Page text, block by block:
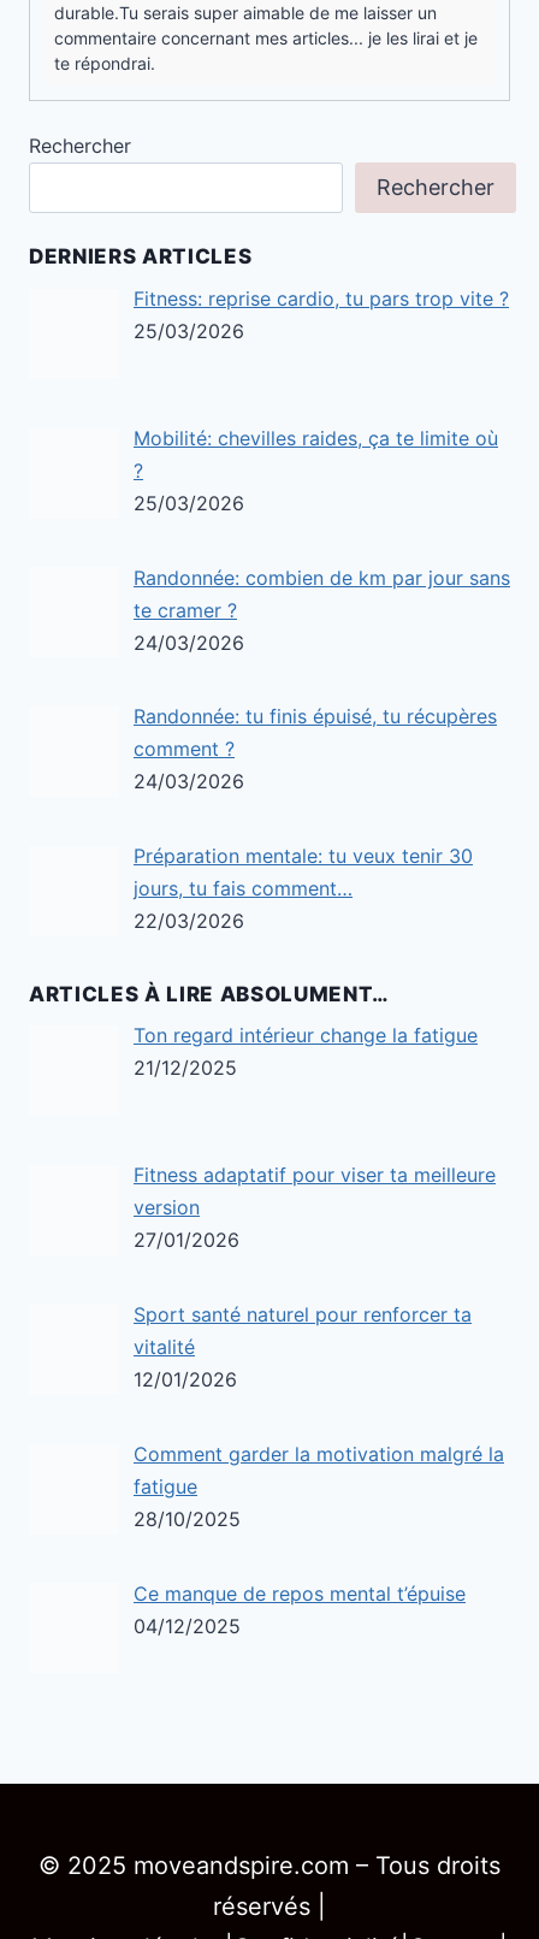
durable.Tu serais super aimable de me laisser un
commentaire concernant mes articles... je les lirai et je
te répondrai.
Rechercher
Rechercher
DERNIERS ARTICLES
Fitness: reprise cardio, tu pars trop vite ?
25/03/2026
Mobilité: chevilles raides, ça te limite où
?
25/03/2026
Randonnée: combien de km par jour sans
te cramer ?
24/03/2026
Randonnée: tu finis épuisé, tu récupères
comment ?
24/03/2026
Préparation mentale: tu veux tenir 30
jours, tu fais comment…
22/03/2026
ARTICLES À LIRE ABSOLUMENT…
Ton regard intérieur change la fatigue
21/12/2025
Fitness adaptatif pour viser ta meilleure
version
27/01/2026
Sport santé naturel pour renforcer ta
vitalité
12/01/2026
Comment garder la motivation malgré la
fatigue
28/10/2025
Ce manque de repos mental t’épuise
04/12/2025
© 2025 moveandspire.com – Tous droits
réservés |